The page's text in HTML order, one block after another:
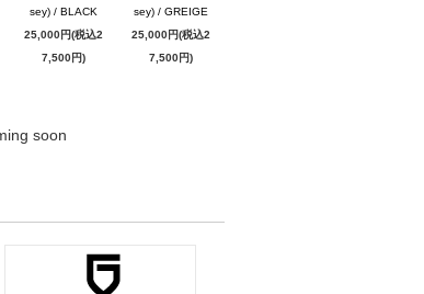
sey) / BLACK
25,000円(税込2
7,500円)
sey) / GREIGE
25,000円(税込2
7,500円)